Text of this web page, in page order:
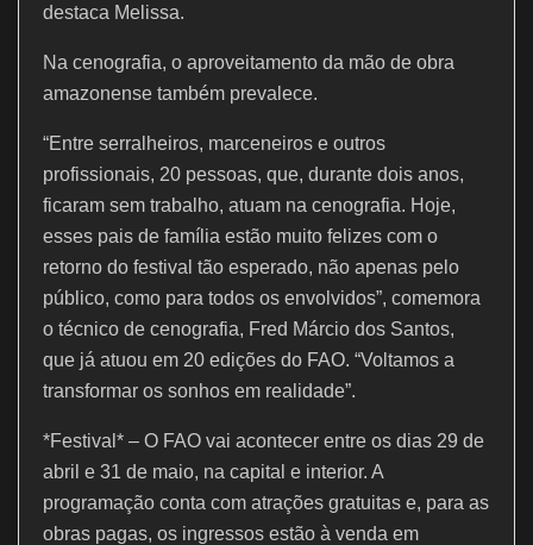
destaca Melissa.
Na cenografia, o aproveitamento da mão de obra
amazonense também prevalece.
“Entre serralheiros, marceneiros e outros
profissionais, 20 pessoas, que, durante dois anos,
ficaram sem trabalho, atuam na cenografia. Hoje,
esses pais de família estão muito felizes com o
retorno do festival tão esperado, não apenas pelo
público, como para todos os envolvidos”, comemora
o técnico de cenografia, Fred Márcio dos Santos,
que já atuou em 20 edições do FAO. “Voltamos a
transformar os sonhos em realidade”.
*Festival* – O FAO vai acontecer entre os dias 29 de
abril e 31 de maio, na capital e interior. A
programação conta com atrações gratuitas e, para as
obras pagas, os ingressos estão à venda em